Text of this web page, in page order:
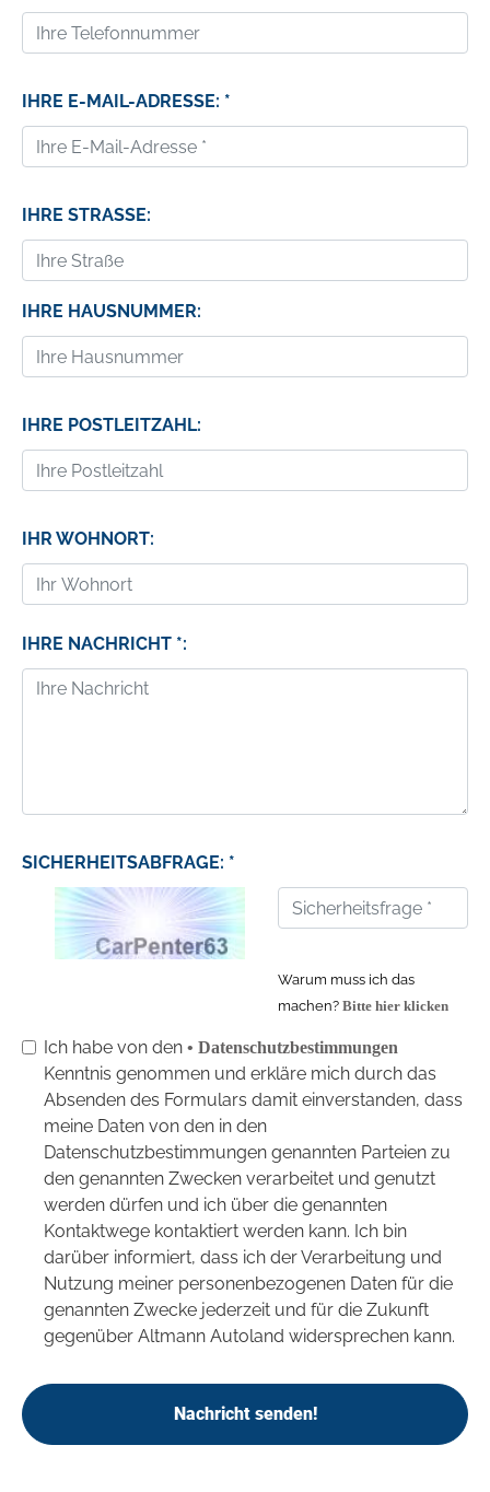
IHRE E-MAIL-ADRESSE: *
IHRE STRASSE:
IHRE HAUSNUMMER:
IHRE POSTLEITZAHL:
IHR WOHNORT:
IHRE NACHRICHT *:
SICHERHEITSABFRAGE: *
Warum muss ich das
machen? Bitte hier klicken
Ich habe von den • Datenschutzbestimmungen
Kenntnis genommen und erkläre mich durch das
Absenden des Formulars damit einverstanden, dass
meine Daten von den in den
Datenschutzbestimmungen genannten Parteien zu
den genannten Zwecken verarbeitet und genutzt
werden dürfen und ich über die genannten
Kontaktwege kontaktiert werden kann. Ich bin
darüber informiert, dass ich der Verarbeitung und
Nutzung meiner personenbezogenen Daten für die
genannten Zwecke jederzeit und für die Zukunft
gegenüber Altmann Autoland widersprechen kann.
Nachricht senden!